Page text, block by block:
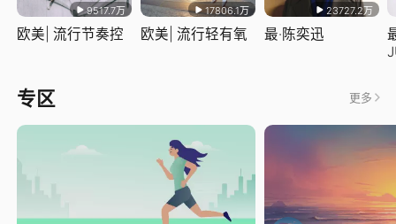
9517.7万
欧美| 流行节奏控
17806.1万
欧美| 流行轻有氧
23727.2万
最·陈奕迅
专区 更多